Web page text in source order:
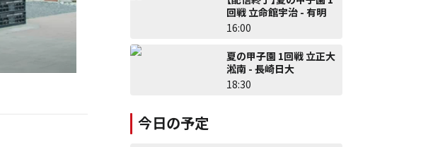
回戦 立命館宇治 - 有明
16:00
夏の甲子園 1回戦 立正大
淞南 - 長崎日大
18:30
今日の予定